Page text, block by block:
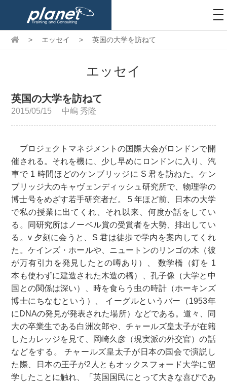
>
エッセイ > 英国の大学を訪ねて
エッセイ
英国の大学を訪ねて
2015/05/15 中嶋 秀隆
プロジェクトマネジメントの国際大会がロンドンで開
催される。それを機に、少し早めにロンドンに入り、汽
車で 1 時間ほどのケンブリッジに S 君を訪ねた。ケン
ブリッジ大のキャヴェンディッシュ研究所で、物理学の
博士号をめざす若手研究者だ。 5 年ほど前、日本の大学
で私の授業に出てくれ、それ以来、何度か話をしてい
る。同研究所はノーベル賞の受賞者を大勢、排出してい
る。v 夕刻に会うと、S 君は徒歩で学内を案内してくれ
た。ケインズ・ホールや、ニュートンのリンゴの木（彼
が万有引力を発見したとの噂あり）、 数学橋（釘を 1
本も使わずに建造された木造の橋）、孔子像（大学と中
国との関係は深い）、時を食らう虫の時計（ホーキンズ
博士にちなむという）、 イーグルというバー（1953年
にDNAの発見が発表された場所）などである。道々、同
大の卒業生である白洲次郎や、チャールズ皇太子が在籍
したカレッジを見て、岡崎久彦（現実派の外交官）の話
などをする。 チャールズ皇太子が日本の国会で演説し
た際、日本の王子が2人ともオックスフォード大学に留
学したことに触れ、「英国国民にとって大きな喜びであ